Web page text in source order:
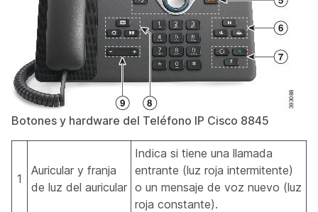
Botones y hardware del Teléfono IP Cisco 8845
1
Auricular y franja
de luz del auricular
Indica si tiene una llamada
entrante (luz roja intermitente)
o un mensaje de voz nuevo (luz
roja constante).